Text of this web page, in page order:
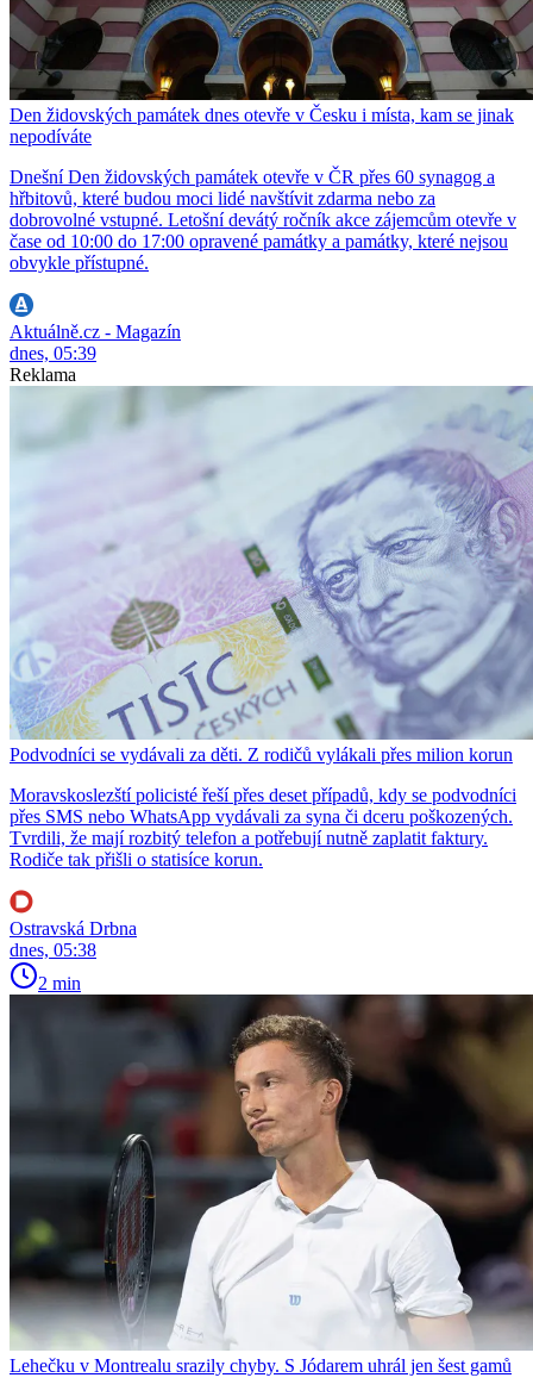
Den židovských památek dnes otevře v Česku i místa, kam se jinak
nepodíváte
Dnešní Den židovských památek otevře v ČR přes 60 synagog a
hřbitovů, které budou moci lidé navštívit zdarma nebo za
dobrovolné vstupné. Letošní devátý ročník akce zájemcům otevře v
čase od 10:00 do 17:00 opravené památky a památky, které nejsou
obvykle přístupné.
Aktuálně.cz - Magazín
dnes, 05:39
Reklama
Podvodníci se vydávali za děti. Z rodičů vylákali přes milion korun
Moravskoslezští policisté řeší přes deset případů, kdy se podvodníci
přes SMS nebo WhatsApp vydávali za syna či dceru poškozených.
Tvrdili, že mají rozbitý telefon a potřebují nutně zaplatit faktury.
Rodiče tak přišli o statisíce korun.
Ostravská Drbna
dnes, 05:38
2 min
Lehečku v Montrealu srazily chyby. S Jódarem uhrál jen šest gamů